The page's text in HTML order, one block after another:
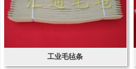
工业毛毡条